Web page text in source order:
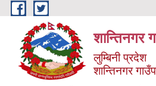
Skip to main content
शान्तिनगर
लुम्बिनी प्रदेश
शान्तिनगर